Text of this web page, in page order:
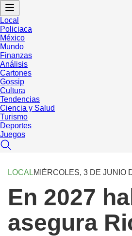
Local
Policiaca
México
Mundo
Finanzas
Análisis
Cartones
Gossip
Cultura
Tendencias
Ciencia y Salud
Turismo
Deportes
Juegos
LOCALMIÉRCOLES, 3 DE JUNIO
En 2027
asegura